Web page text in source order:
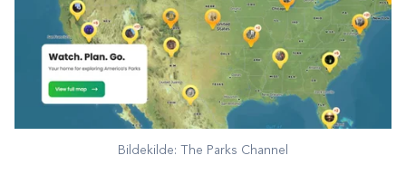
Bildekilde: The Parks Channel